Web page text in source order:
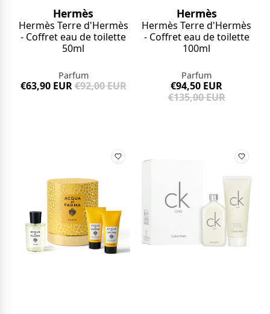
Hermès
Hermès Terre d'Hermès
- Coffret eau de toilette
50ml
Parfum
€63,90 EUR€92,00 EUR
Hermès
Hermès Terre d'Hermès
- Coffret eau de toilette
100ml
Parfum
€94,50 EUR
€135,00 EUR